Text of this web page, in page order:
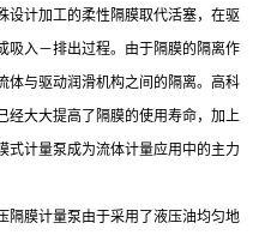
设计加工的柔性隔膜取代活塞，在驱
吸入－排出过程。由于隔膜的隔离作
体与驱动润滑机构之间的隔离。高科
经大大提高了隔膜的使用寿命，加上
式计量泵成为流体计量应用中的主力
隔膜计量泵由于采用了液压油均匀地